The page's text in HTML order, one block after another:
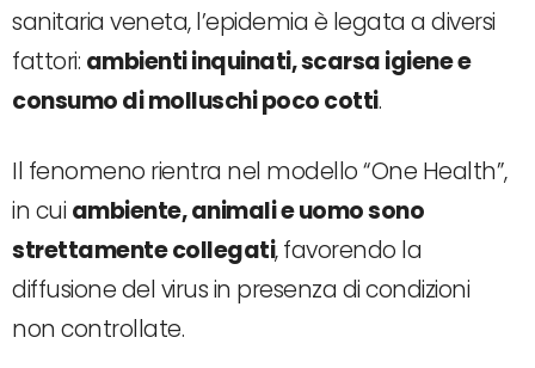
sanitaria veneta, l’epidemia è legata a diversi
fattori: ambienti inquinati, scarsa igiene e
consumo di molluschi poco cotti.
Il fenomeno rientra nel modello “One Health”,
in cui ambiente, animali e uomo sono
strettamente collegati, favorendo la
diffusione del virus in presenza di condizioni
non controllate.